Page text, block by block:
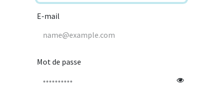
E-mail
Mot de passe